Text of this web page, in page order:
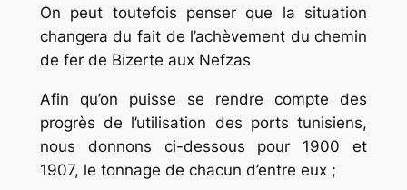
On peut toutefois penser que la situation
changera du fait de l’achèvement du chemin
de fer de Bizerte aux Nefzas
Afin qu’on puisse se rendre compte des
progrès de l’utilisation des ports tunisiens,
nous donnons ci-dessous pour 1900 et
1907, le tonnage de chacun d’entre eux ;